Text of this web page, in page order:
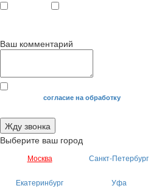
Ваш комментарий
Я даю своесогласие на обработку
Жду звонка
Выберите ваш город
Москва Санкт-Петербург
Екатеринбург Уфа